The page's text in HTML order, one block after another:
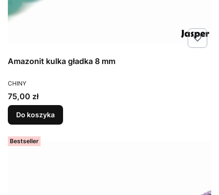
Amazonit kulka gładka 8 mm
PRODUCENT
CHINY
Cena
75,00 zł
Do koszyka
Bestseller